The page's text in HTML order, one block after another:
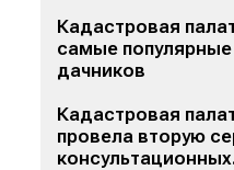
Кадастровая
самые
дачников
Кадастровая
провела вторую